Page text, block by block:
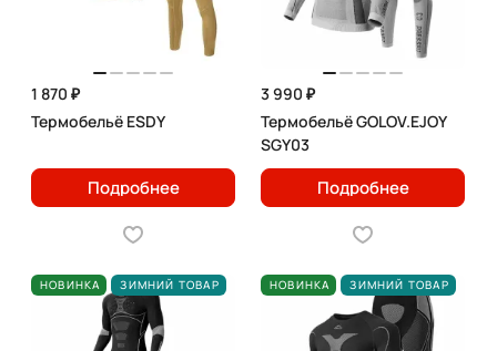
1 870 ₽
Термобельё ESDY
Подробнее
3 990 ₽
Термобельё GOLOV.EJOY
SGY03
Подробнее
НОВИНКА ЗИМНИЙ ТОВАР НОВИНКА ЗИМНИЙ ТОВАР